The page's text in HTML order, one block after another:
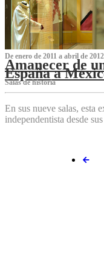
De enero de 2011 a abril de 2012
Amanecer de
España a
Salas de historia
En sus nueve salas, esta
independentista desde